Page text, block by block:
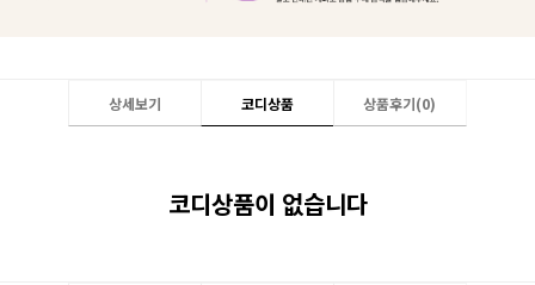
상세보기 코디상품 상품후기(0)
코디상품이 없습니다